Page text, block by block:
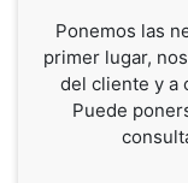
Ponemos las
primer lugar,
del cliente y a
Puede